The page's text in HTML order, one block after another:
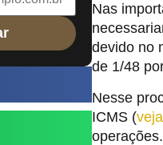
Nas
devido no
de 1/48
Nesse
ICMS (
operações.